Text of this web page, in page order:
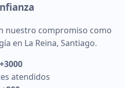
nuestro compromiso como
en La Reina, Santiago.
+3000
atendidos